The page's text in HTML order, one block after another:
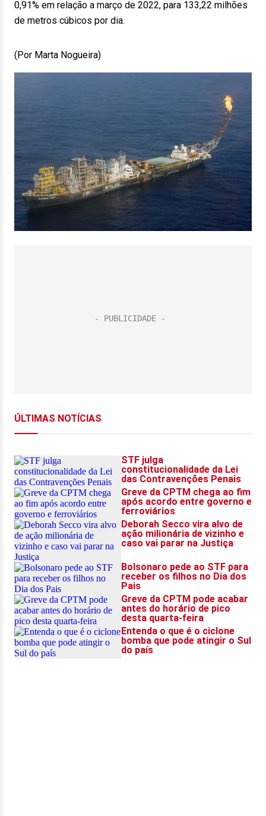
0,91% em relação a março de 2022, para 133,22 milhões
de metros cúbicos por dia.
(Por Marta Nogueira)